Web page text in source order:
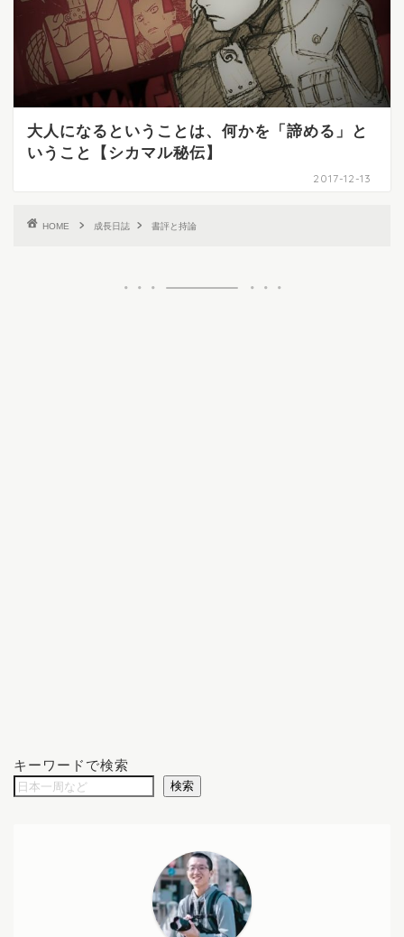
大人になるということは、何かを「諦める」と
いうこと【シカマル秘伝】
2017-12-13
HOME 成長日誌 書評と持論
キーワードで検索
検索